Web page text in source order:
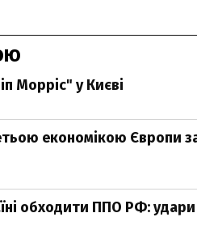
Морріс" у Києві
економікою Європи
обходити ППО РФ: удари